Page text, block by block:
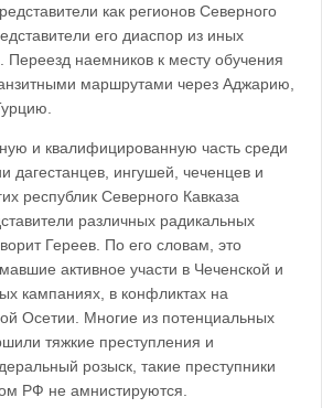
как регионов Северного
его диаспор из иных
Переезд наемников к месту обучения
маршрутами через Аджарию,
и квалифицированную часть среди
ингушей, чеченцев и
республик Северного Кавказа
различных радикальных
Гереев. По его словам, это
активное участи в Чеченской и
кампаниях, в конфликтах на
Осетии. Многие из потенциальных
тяжкие преступления и
розыск, такие преступники
РФ не амнистируются.